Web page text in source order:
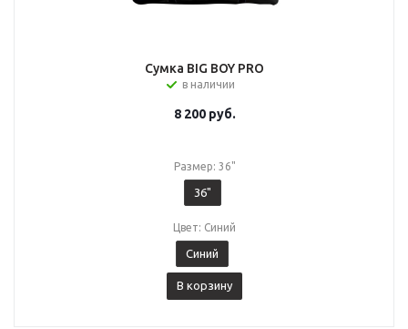
Сумка BIG BOY PRO
в наличии
8 200руб.
Размер: 36"
36"
Цвет: Синий
Синий
В корзину